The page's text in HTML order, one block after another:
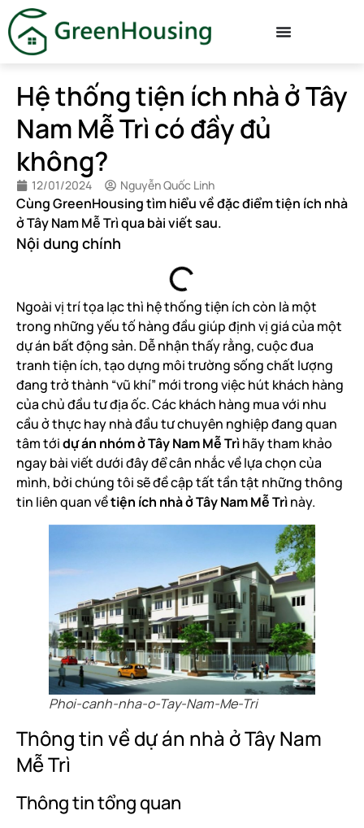
Hệ thống tiện ích nhà ở Tây
Nam Mễ Trì có đầy đủ
không?
12/01/2024 Nguyễn Quốc Linh
Cùng GreenHousing tìm hiểu về đặc điểm tiện ích nhà
ở Tây Nam Mễ Trì qua bài viết sau.
Nội dung chính
Ngoài vị trí tọa lạc thì hệ thống tiện ích còn là một
trong những yếu tố hàng đầu giúp định vị giá của một
dự án bất động sản. Dễ nhận thấy rằng, cuộc đua
tranh tiện ích, tạo dựng môi trường sống chất lượng
đang trở thành “vũ khí” mới trong việc hút khách hàng
của chủ đầu tư địa ốc. Các khách hàng mua với nhu
cầu ở thực hay nhà đầu tư chuyên nghiệp đang quan
tâm tớidự án nhóm ở Tây Nam Mễ Trìhãy tham khảo
ngay bài viết dưới đây để cân nhắc về lựa chọn của
mình, bởi chúng tôi sẽ đề cập tất tần tật những thông
tin liên quan vềtiện ích nhà ở Tây Nam Mễ Trìnày.
Phoi-canh-nha-o-Tay-Nam-Me-Tri
Thông tin về dự án nhà ở Tây Nam
Mễ Trì
Thông tin tổng quan